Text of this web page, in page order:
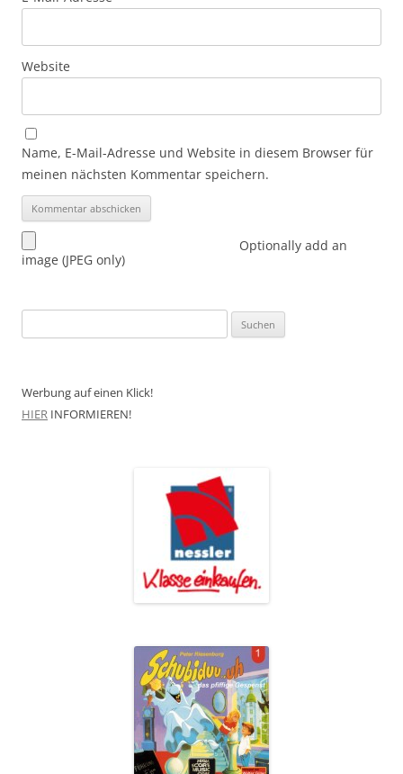
Website
Name, E-Mail-Adresse und Website in diesem Browser für
meinen nächsten Kommentar speichern.
Optionally add an
image (JPEG only)
nach:
Werbung auf einen Klick!
HIER INFORMIEREN!